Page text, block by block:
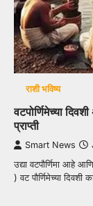
राशी भविष्य
वटपोर्णिमेच्या
प्राप्ती
Smart News
उद्या वटपौर्णिमा आहे
) वट पौर्णिमेच्या